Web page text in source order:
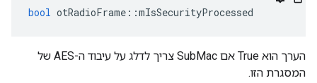
bool otRadioFrame ::mIsSecurityProcessed
הערך הוא True אם SubMac צריך לדלג על עיבוד ה-AES של
המסגרת הזו.